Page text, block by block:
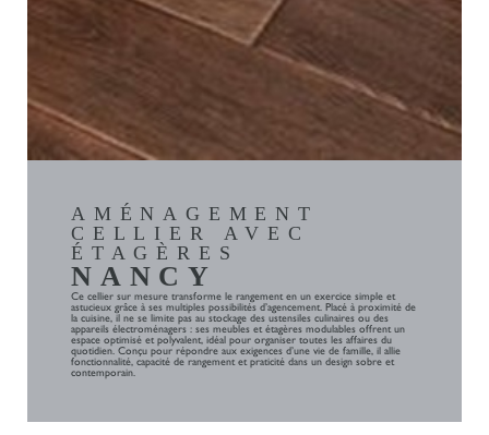
AMÉNAGEMENT
CELLIER AVEC
ÉTAGÈRES
NANCY
Ce cellier sur mesure transforme le rangement en un exercice simple et
astucieux grâce à ses multiples possibilités d’agencement. Placé à proximité de
la cuisine, il ne se limite pas au stockage des ustensiles culinaires ou des
appareils électroménagers : ses meubles et étagères modulables offrent un
espace optimisé et polyvalent, idéal pour organiser toutes les affaires du
quotidien. Conçu pour répondre aux exigences d’une vie de famille, il allie
fonctionnalité, capacité de rangement et praticité dans un design sobre et
contemporain.